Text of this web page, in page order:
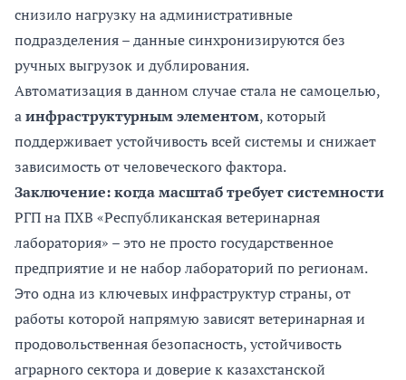
снизило нагрузку на административные
подразделения – данные синхронизируются без
ручных выгрузок и дублирования.
Автоматизация в данном случае стала не самоцелью,
аинфраструктурным элементом, который
поддерживает устойчивость всей системы и снижает
зависимость от человеческого фактора.
Заключение: когда масштаб требует системности
РГП на ПХВ «Республиканская ветеринарная
лаборатория» – это не просто государственное
предприятие и не набор лабораторий по регионам.
Это одна из ключевых инфраструктур страны, от
работы которой напрямую зависят ветеринарная и
продовольственная безопасность, устойчивость
аграрного сектора и доверие к казахстанской